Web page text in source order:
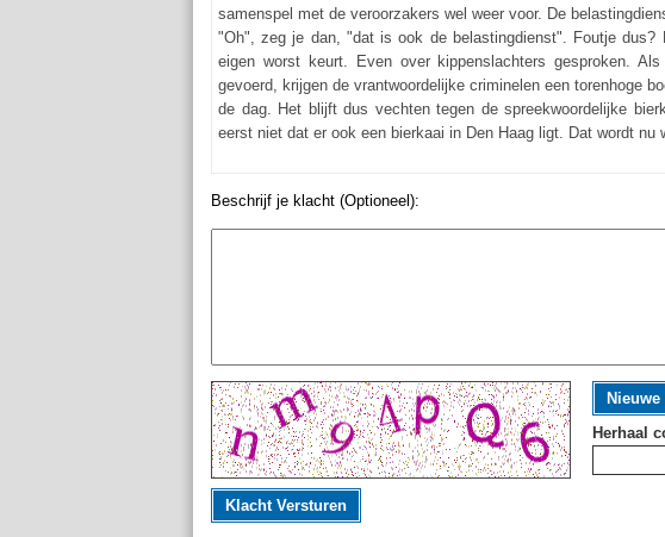
samenspel met de veroorzakers wel weer voor. De
"Oh", zeg je dan, "dat is ook de belastingdienst". Foutje
eigen worst keurt. Even over kippenslachters gesproken.
gevoerd, krijgen de vrantwoordelijke criminelen een torenhoge
de dag. Het blijft dus vechten tegen de spreekwoordelijke
eerst niet dat er ook een bierkaai in Den Haag ligt. Dat wordt nu
Beschrijf je klacht (Optioneel):
Herhaal
Klacht Versturen